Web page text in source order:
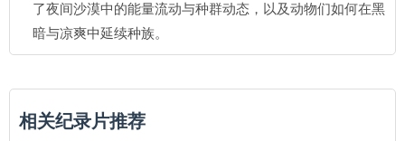
了夜间沙漠中的能量流动与种群动态，以及动物们如何在黑
暗与凉爽中延续种族。
相关纪录片推荐